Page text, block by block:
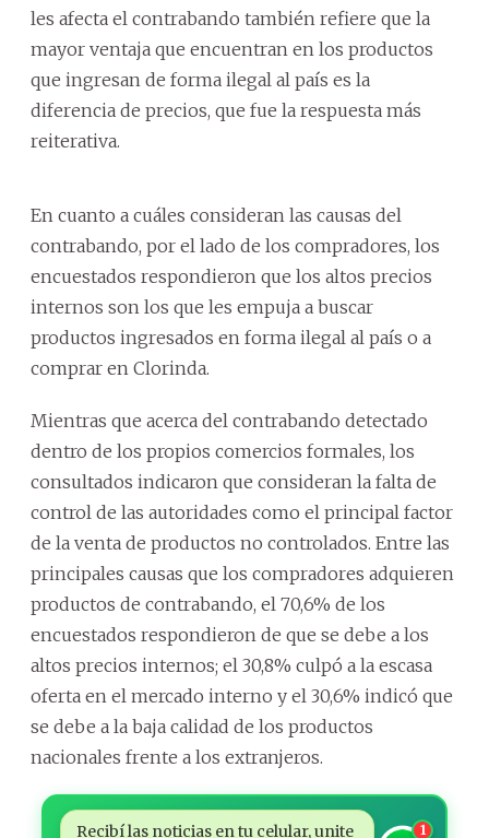
les afecta el contrabando también refiere que la
mayor ventaja que encuentran en los productos
que ingresan de forma ilegal al país es la
diferencia de precios, que fue la respuesta más
reiterativa.
En cuanto a cuáles consideran las causas del
contrabando, por el lado de los compradores, los
encuestados respondieron que los altos precios
internos son los que les empuja a buscar
productos ingresados en forma ilegal al país o a
comprar en Clorinda.
Mientras que acerca del contrabando detectado
dentro de los propios comercios formales, los
consultados indicaron que consideran la falta de
control de las autoridades como el principal factor
de la venta de productos no controlados. Entre las
principales causas que los compradores adquieren
productos de contrabando, el 70,6% de los
encuestados respondieron de que se debe a los
altos precios internos; el 30,8% culpó a la escasa
oferta en el mercado interno y el 30,6% indicó que
se debe a la baja calidad de los productos
nacionales frente a los extranjeros.
Recibí las noticias en tu celular, unite
1